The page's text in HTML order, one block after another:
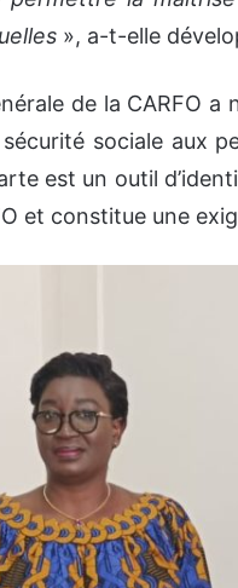
», a-t-elle
de la CARFO a
sociale aux
est un outil
et constitue une